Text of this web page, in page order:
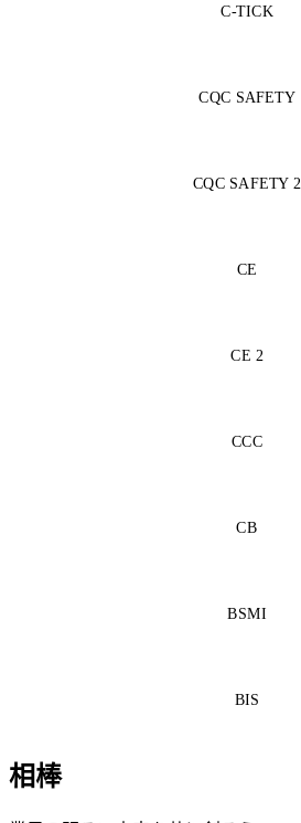
C-TICK
CQC SAFETY
CQC SAFETY 2
CE
CE 2
CCC
CB
BSMI
BIS
相棒